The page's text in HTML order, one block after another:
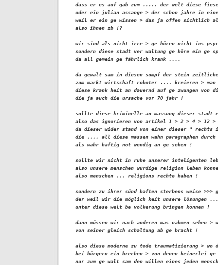
dass er es auf gab zum ..... der welt diese
oder ein julian assange > der schon jahre in
weil er ein ge wissen > das ja offen sichtlich
also ihnen zb !?
wir sind als nicht irre > ge hören nicht ins
sondern diese stadt ver waltung ge höre ein ge
da all gemein ge fährlich krank ....
da gewalt sam in diesen sumpf der stein
zum markt wirtschaft roboter .... kreieren >
diese krank heit an dauernd auf ge zwungen von
die ja auch die ursache vor 70 jahr !
sollte diese kriminelle an massung dieser stadt
also das ignorieren von artikel 1 > 2 > 4 > 12
da dieser wider stand von einer dieser " rechts
die .... all diese massen wahn paragraphen
als wahr haftig not wendig an ge sehen !
sollte wir nicht in ruhe unserer inteligenten
also unsere menschen würdige religion leben
also menschen ... religions rechte haben !
sondern zu ihrer sünd haften sterbens weise >>>
der weil wir die möglich keit unsere lösungen
unter diese welt be völkerung bringen können !
dann müssen wir nach anderen mas nahmen sehen
von seiner gleich schaltung ab ge bracht !
also diese moderne zu tode traumatizierung >
bei bürgern ein brechen > von denen keinerlei
nur zum ge walt sam den willen eines jeden